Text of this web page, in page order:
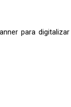
para digitalizar